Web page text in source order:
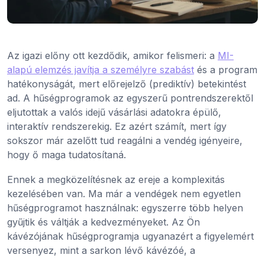
Az igazi előny ott kezdődik, amikor felismeri: a MI-
alapú elemzés javítja a személyre szabást és a program
hatékonyságát, mert előrejelző (prediktív) betekintést
ad. A hűségprogramok az egyszerű pontrendszerektől
eljutottak a valós idejű vásárlási adatokra épülő,
interaktív rendszerekig. Ez azért számít, mert így
sokszor már azelőtt tud reagálni a vendég igényeire,
hogy ő maga tudatosítaná.
Ennek a megközelítésnek az ereje a komplexitás
kezelésében van. Ma már a vendégek nem egyetlen
hűségprogramot használnak: egyszerre több helyen
gyűjtik és váltják a kedvezményeket. Az Ön
kávézójának hűségprogramja ugyanazért a figyelemért
versenyez, mint a sarkon lévő kávézóé, a